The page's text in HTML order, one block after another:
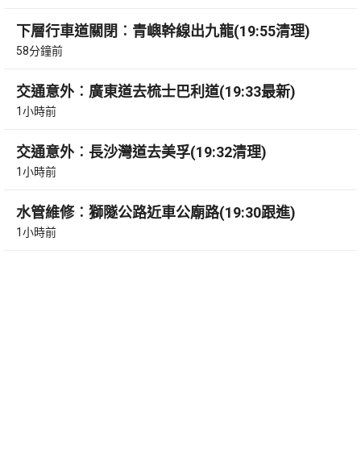
下層行車道關閉︰青嶼幹線出九龍(19:55清理)
58分鐘前
交通意外︰廣東道去梳士巴利道(19:33最新)
1小時前
交通意外︰長沙灣道去美孚(19:32清理)
1小時前
水管維修︰獅隧公路近車公廟路(19:30跟進)
1小時前